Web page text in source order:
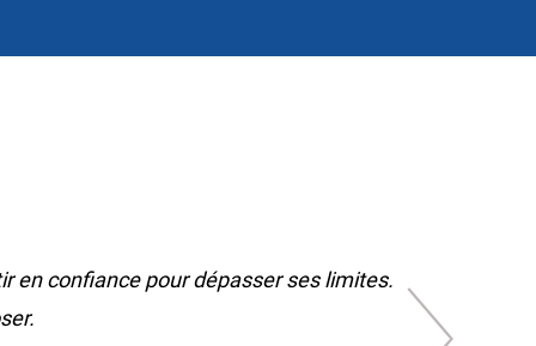
en confiance pour dépasser ses limites.